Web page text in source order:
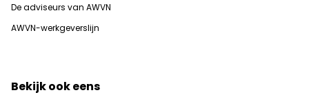
De adviseurs van AWVN
AWVN-werkgeverslijn
Bekijk ook eens